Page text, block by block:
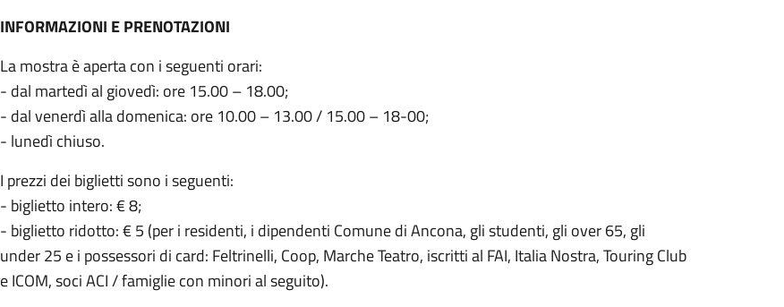
INFORMAZIONI E PRENOTAZIONI
La mostra è aperta con i seguenti orari:
- dal martedì al giovedì: ore 15.00 – 18.00;
- dal venerdì alla domenica: ore 10.00 – 13.00 / 15.00 – 18-00;
- lunedì chiuso.
I prezzi dei biglietti sono i seguenti:
- biglietto intero: € 8;
- biglietto ridotto: € 5 (per i residenti, i dipendenti Comune di Ancona, gli studenti, gli over 65, gli
under 25 e i possessori di card: Feltrinelli, Coop, Marche Teatro, iscritti al FAI, Italia Nostra, Touring Club
e ICOM, soci ACI / famiglie con minori al seguito).